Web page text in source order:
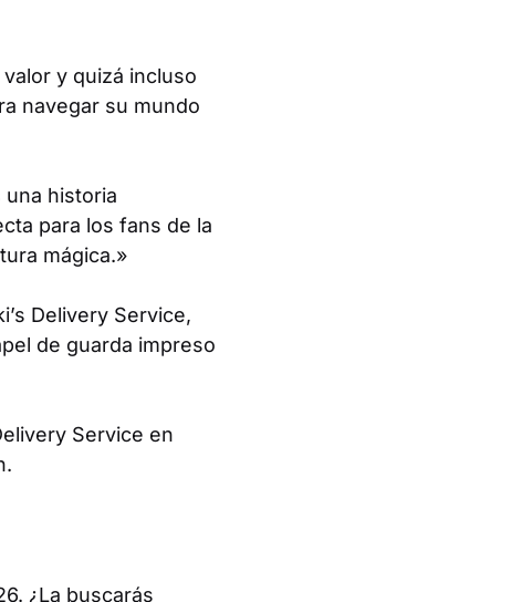
y quizá incluso
navegar su mundo
una historia
para los fans de la
mágica.»
Delivery Service,
de guarda impreso
Service en
.
¿La buscarás